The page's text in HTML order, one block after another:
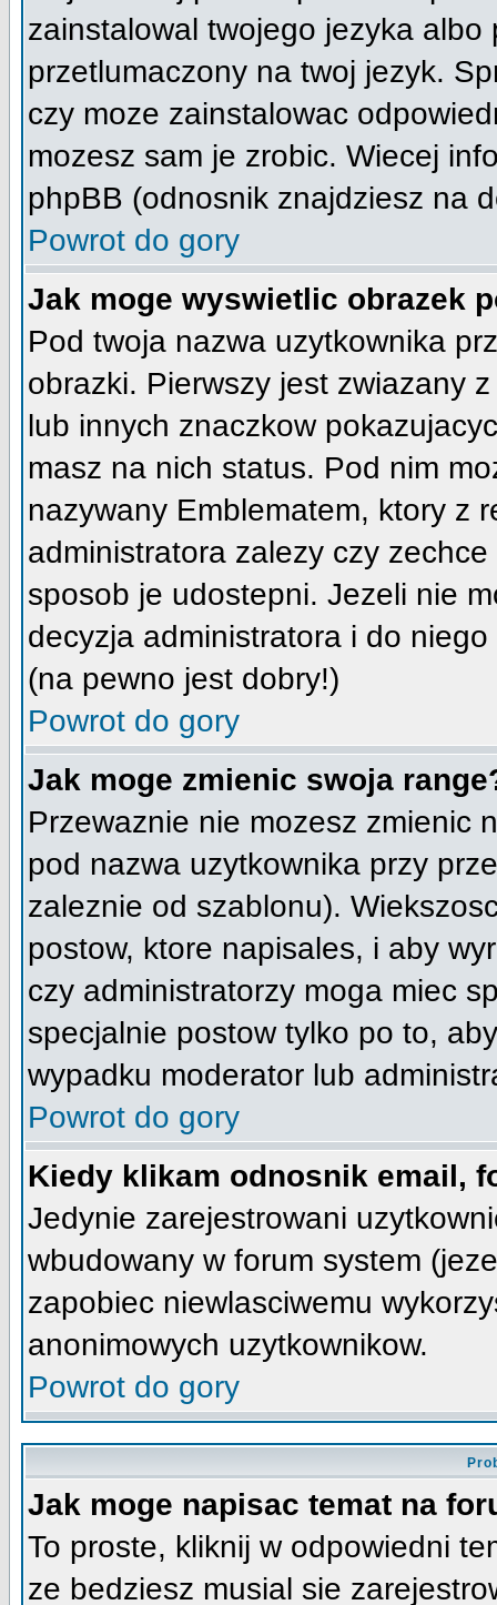
zainstalowal twojego jezyka
przetlumaczony na twoj jezyk.
czy moze zainstalowac
mozesz sam je zrobic. Wiecej
phpBB (odnosnik znajdziesz na
Powrot do gory
Jak moge wyswietlic obrazek
Pod twoja nazwa uzytkownika
obrazki. Pierwszy jest zwiazany
lub innych znaczkow
masz na nich status. Pod nim
nazywany Emblematem, ktory z
administratora zalezy czy
sposob je udostepni. Jezeli nie
decyzja administratora i do
(na pewno jest dobry!)
Powrot do gory
Jak moge zmienic swoja
Przewaznie nie mozesz zmienic
pod nazwa uzytkownika przy
zaleznie od szablonu).
postow, ktore napisales, i aby
czy administratorzy moga miec
specjalnie postow tylko po to,
wypadku moderator lub
Powrot do gory
Kiedy klikam odnosnik email,
Jedynie zarejestrowani
wbudowany w forum system
zapobiec niewlasciwemu
anonimowych uzytkownikow.
Powrot do gory
Jak moge napisac temat na
To proste, kliknij w odpowiedni
ze bedziesz musial sie